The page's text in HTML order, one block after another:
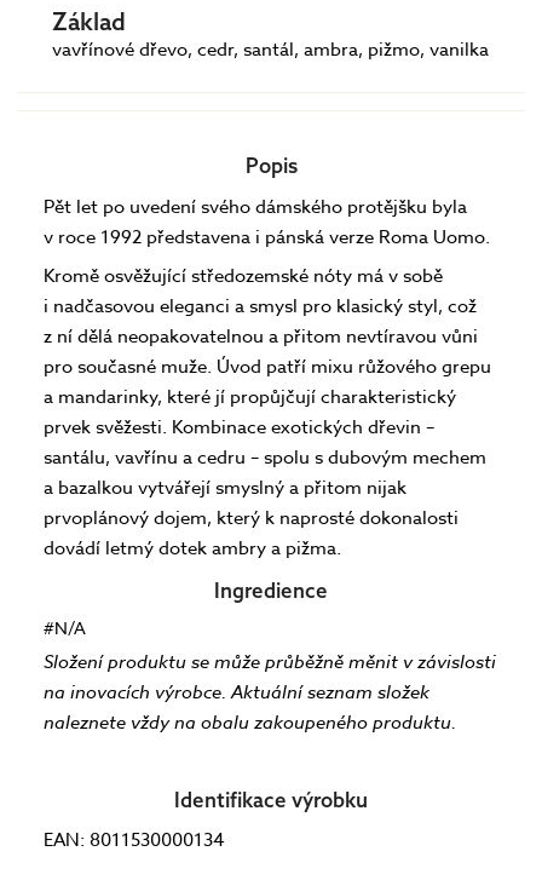
Základ
vavřínové dřevo, cedr, santál, ambra, pižmo, vanilka
Popis
Pět let po uvedení svého dámského protějšku byla
v roce 1992 představena i pánská verze Roma Uomo.
Kromě osvěžující středozemské nóty má v sobě
i nadčasovou eleganci a smysl pro klasický styl, což
z ní dělá neopakovatelnou a přitom nevtíravou vůni
pro současné muže. Úvod patří mixu růžového grepu
a mandarinky, které jí propůjčují charakteristický
prvek svěžesti. Kombinace exotických dřevin –
santálu, vavřínu a cedru – spolu s dubovým mechem
a bazalkou vytvářejí smyslný a přitom nijak
prvoplánový dojem, který k naprosté dokonalosti
dovádí letmý dotek ambry a pižma.
Ingredience
#N/A
Složení produktu se může průběžně měnit v závislosti
na inovacích výrobce. Aktuální seznam složek
naleznete vždy na obalu zakoupeného produktu.
Identifikace výrobku
EAN: 8011530000134